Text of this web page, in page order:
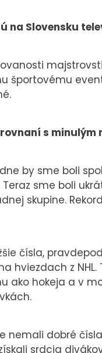
na Slovensku
športovému
s minulým
by sme boli
sme boli
skupine.
čísla,
hviezdach z
ako hokeja a v
nemali dobré
srdcia